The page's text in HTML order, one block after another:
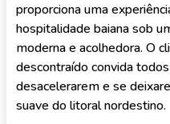
proporciona uma
hospitalidade baiana sob
moderna e acolhedora. O
descontraído convida
desacelerarem e se
suave do litoral nordestino.